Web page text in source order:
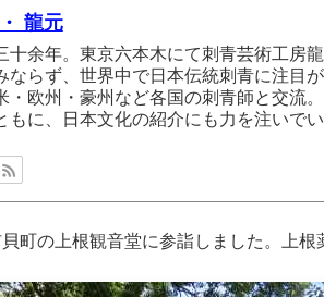
龍元
十余年。東京六本木にて刺青芸術工房龍
ならず、世界中で日本伝統刺青に注目
・欧州・豪州など各国の刺青師と交流
もに、日本文化の紹介にも力を注いでい
町の上根観音堂に参詣しました。上根